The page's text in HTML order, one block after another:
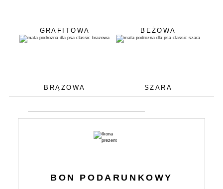
GRAFITOWA BEŻOWA
BRĄZOWA SZARA
BON PODARUNKOWY